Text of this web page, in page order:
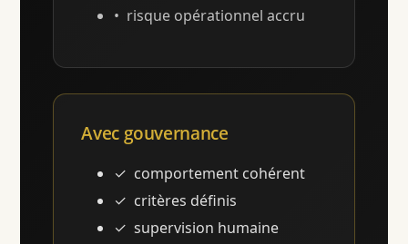
risque opérationnel accru
Avec gouvernance
comportement cohérent
critères définis
supervision humaine